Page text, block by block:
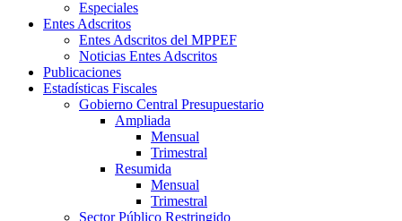
Especiales
Entes Adscritos
Entes Adscritos del MPPEF
Noticias Entes Adscritos
Publicaciones
Estadísticas Fiscales
Gobierno Central Presupuestario
Ampliada
Mensual
Trimestral
Resumida
Mensual
Trimestral
Sector Público Restringido